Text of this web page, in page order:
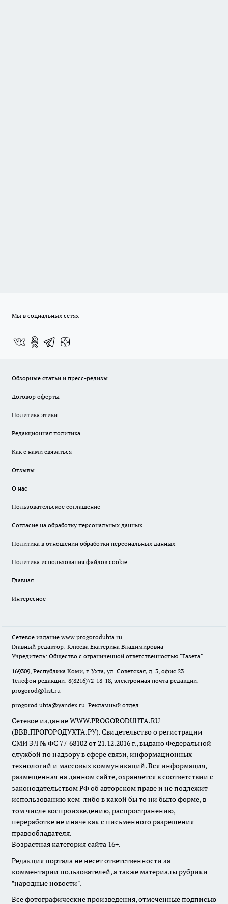
Мы в социальных сетях
Обзорные статьи и пресс-релизы
Договор оферты
Политика этики
Редакционная политика
Как с нами связаться
Отзывы
О нас
Пользовательское соглашение
Согласие на обработку персональных данных
Политика в отношении обработки персональных данных
Политика использования файлов cookie
Главная
Интересное
Сетевое издание www.progoroduhta.ru
Главный редактор: Клюева Екатерина Владимировна
Учредитель: Общество с ограниченной ответственностью "Газета"
169309, Республика Коми, г. Ухта, ул. Советская, д. 3, офис 23
Телефон редакции: 8(8216)72-18-18, электронная почта редакции:
progorod@list.ru
progorod.uhta@yandex.ru Рекламный отдел
Сетевое издание WWW.PROGORODUHTA.RU
(ВВВ.ПРОГОРОДУХТА.РУ). Свидетельство о регистрации
СМИ ЭЛ № ФС 77-68102 от 21.12.2016 г., выдано Федеральной
службой по надзору в сфере связи, информационных
технологий и массовых коммуникаций. Вся информация,
размещенная на данном сайте, охраняется в соответствии с
законодательством РФ об авторском праве и не подлежит
использованию кем-либо в какой бы то ни было форме, в
том числе воспроизведению, распространению,
переработке не иначе как с письменного разрешения
правообладателя.
Возрастная категория сайта 16+.
Редакция портала не несет ответственности за
комментарии пользователей, а также материалы рубрики
"народные новости".
Все фотографические произведения, отмеченные подписью